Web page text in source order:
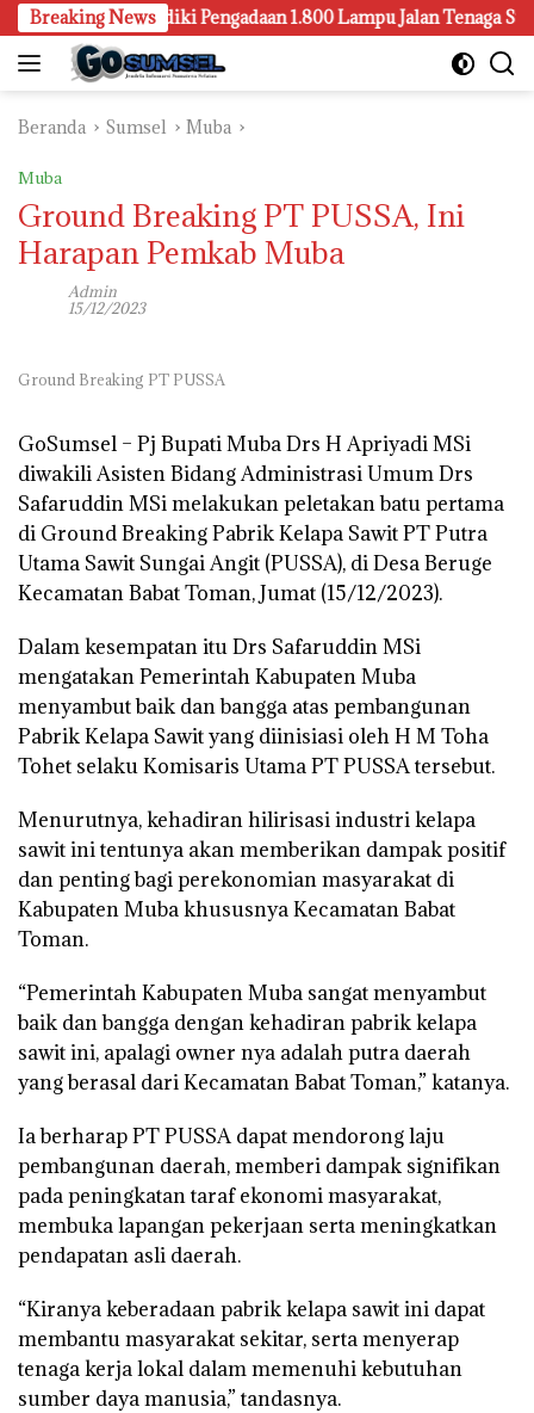
Langsung
ke
konten
Breaking News
Juga Selidiki Pengadaan 1.800 Lampu Jalan Tenaga Surya
Beranda Sumsel Muba
Muba
Ground Breaking PT PUSSA, Ini
Harapan Pemkab Muba
Admin
15/12/2023
Ground Breaking PT PUSSA
GoSumsel – Pj Bupati Muba Drs H Apriyadi MSi
diwakili Asisten Bidang Administrasi Umum Drs
Safaruddin MSi melakukan peletakan batu pertama
di Ground Breaking Pabrik Kelapa Sawit PT Putra
Utama Sawit Sungai Angit (PUSSA), di Desa Beruge
Kecamatan Babat Toman, Jumat (15/12/2023).
Dalam kesempatan itu Drs Safaruddin MSi
mengatakan Pemerintah Kabupaten Muba
menyambut baik dan bangga atas pembangunan
Pabrik Kelapa Sawit yang diinisiasi oleh H M Toha
Tohet selaku Komisaris Utama PT PUSSA tersebut.
Menurutnya, kehadiran hilirisasi industri kelapa
sawit ini tentunya akan memberikan dampak positif
dan penting bagi perekonomian masyarakat di
Kabupaten Muba khususnya Kecamatan Babat
Toman.
“Pemerintah Kabupaten Muba sangat menyambut
baik dan bangga dengan kehadiran pabrik kelapa
sawit ini, apalagi owner nya adalah putra daerah
yang berasal dari Kecamatan Babat Toman,” katanya.
Ia berharap PT PUSSA dapat mendorong laju
pembangunan daerah, memberi dampak signifikan
pada peningkatan taraf ekonomi masyarakat,
membuka lapangan pekerjaan serta meningkatkan
pendapatan asli daerah.
“Kiranya keberadaan pabrik kelapa sawit ini dapat
membantu masyarakat sekitar, serta menyerap
tenaga kerja lokal dalam memenuhi kebutuhan
sumber daya manusia,” tandasnya.